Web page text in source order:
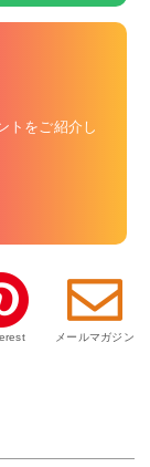
トをご紹介し
メールマガジン